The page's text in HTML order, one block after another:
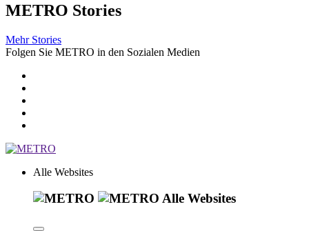
METRO Stories
Mehr Stories
Folgen Sie METRO in den Sozialen Medien
Alle Websites
Alle Websites